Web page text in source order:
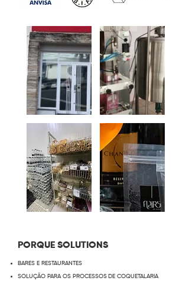
PORQUE SOLUTIONS
BARES E RESTAURANTES
SOLUÇÃO PARA OS PROCESSOS DE COQUETALARIA